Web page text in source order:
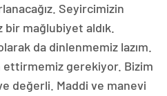
Seyircimizin
bir mağlubiyet aldık.
da dinlenmemiz lazım.
ettirmemiz gerekiyor. Bizim
değerli. Maddi ve manevi